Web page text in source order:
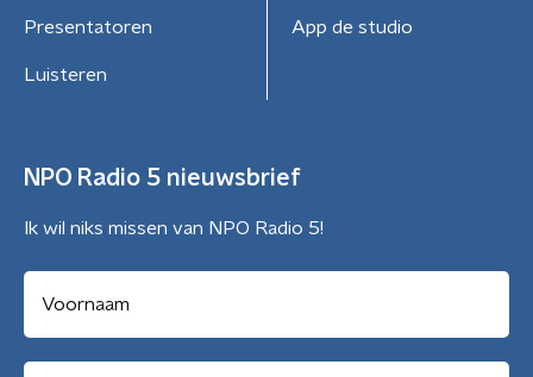
Presentatoren
Luisteren
App de studio
NPO Radio 5 nieuwsbrief
Ik wil niks missen van NPO Radio 5!